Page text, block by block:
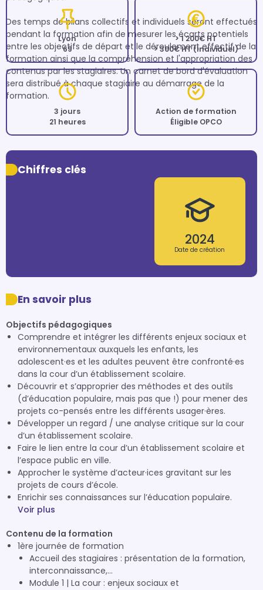
Des temps de bilans collectifs et individuels seront effectués
pendant la formation afin de mesurer les écarts potentiels
entre les objectifs de départ et le déroulement effectif de la
formation ainsi que la compréhension et l'appropriation des
contenus par les stagiaires. Un carnet de bord d'évaluation
sera distribué à chaque stagiaire au démarrage de la
formation.
Lyon
69
> 1 200€ HT
> 300€ HT (Individuel)
3 jours
21 heures
Action de formation
Éligible OPCO
Chiffres clés
2024
Date de création
En savoir plus
Objectifs pédagogiques
Comprendre et intégrer les différents enjeux sociaux et
environnementaux auxquels les enfants, les
adolescent·es et les adultes peuvent être confronté·es
dans la cour d’un établissement scolaire.
Découvrir et s’approprier des méthodes et des outils
(d’éducation populaire, mais pas que !) pour mener des
projets co-pensés entre les différents usager·ères.
Développer un regard / une analyse critique sur la cour
d’un établissement scolaire.
Faire le lien entre la cour d’un établissement scolaire et
l’espace public en ville.
Approcher le système d’acteur·ices gravitant sur les
projets de cours d’école.
Enrichir ses connaissances sur l’éducation populaire.
Voir plus
Contenu de la formation
1ère journée de formation
Accueil des stagiaires : présentation de la formation,
interconnaissance,...
Module 1 | La cour : enjeux sociaux et